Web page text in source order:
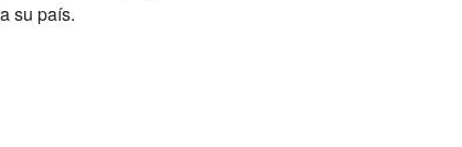
su país.